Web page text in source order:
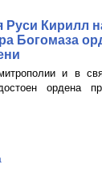
Кирилл
Богомаза
и в
ордена